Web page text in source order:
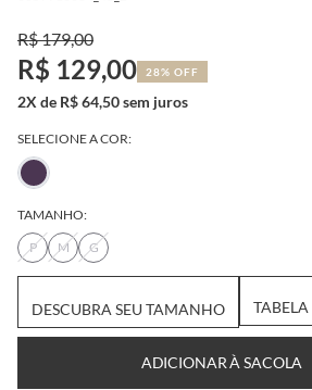
R$ 179,00
R$ 129,00 28% OFF
2X de R$ 64,50 sem juros
SELECIONE A COR:
TAMANHO:
P
M G
TAMANHO